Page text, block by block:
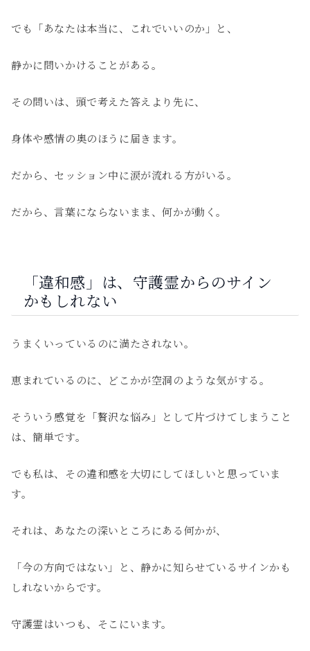
でも「あなたは本当に、これでいいのか」と、
静かに問いかけることがある。
その問いは、頭で考えた答えより先に、
身体や感情の奥のほうに届きます。
だから、セッション中に涙が流れる方がいる。
だから、言葉にならないまま、何かが動く。
「違和感」は、守護霊からのサイン
かもしれない
うまくいっているのに満たされない。
恵まれているのに、どこかが空洞のような気がする。
そういう感覚を「贅沢な悩み」として片づけてしまうこと
は、簡単です。
でも私は、その違和感を大切にしてほしいと思っていま
す。
それは、あなたの深いところにある何かが、
「今の方向ではない」と、静かに知らせているサインかも
しれないからです。
守護霊はいつも、そこにいます。